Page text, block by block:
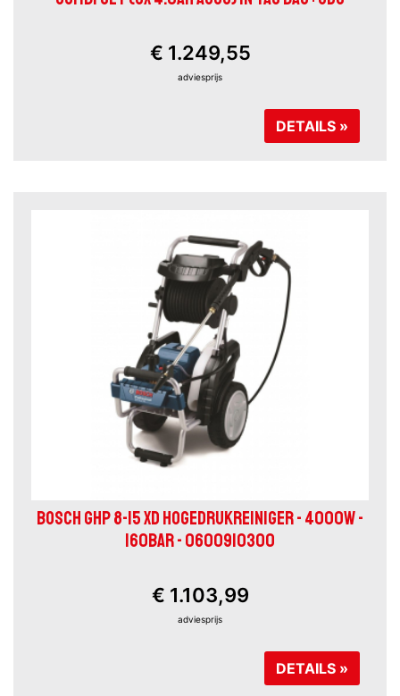
€ 1.249,55
adviesprijs
DETAILS »
BOSCH GHP 8-15 XD HOGEDRUKREINIGER - 4000W -
160BAR - 0600910300
€ 1.103,99
adviesprijs
DETAILS »